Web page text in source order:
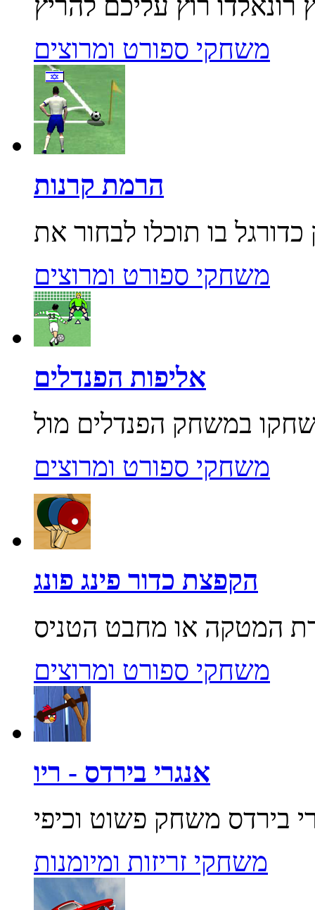
משחקי ספורט ומרוצים
הרמת קרנות
משחקי ספורט ומרוצים
אליפות הפנדלים
משחקי ספורט ומרוצים
הקפצת כדור פינג פונג
משחקי ספורט ומרוצים
אנגרי בירדס - ריו
משחקי זריזות ומיומנות